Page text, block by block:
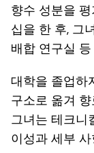
향수 성분을
십을 한 후, 그
배합 연구실
대학을 졸업하
구소로 옮겨
그녀는 테크니
이성과 세부